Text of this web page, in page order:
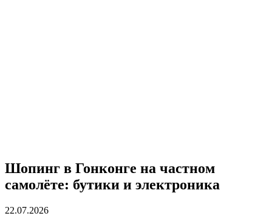
Шопинг в Гонконге на частном
самолёте: бутики и электроника
22.07.2026